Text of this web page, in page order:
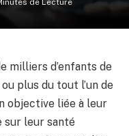
de Lecture
milliers d’enfants de
plus du tout l’un de
objective liée à leur
sur leur santé